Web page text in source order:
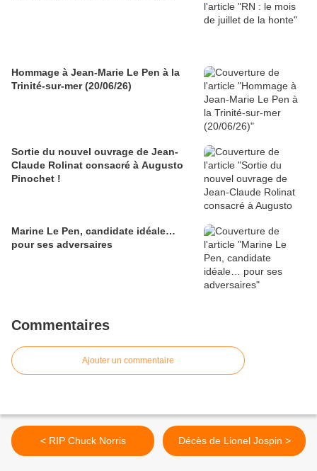
Hommage à Jean-Marie Le Pen à la
Trinité-sur-mer (20/06/26)
Sortie du nouvel ouvrage de Jean-
Claude Rolinat consacré à Augusto
Pinochet !
Marine Le Pen, candidate idéale…
pour ses adversaires
Commentaires
Ajouter un commentaire
< RIP Chuck Norris Décès de Lionel Jospin >